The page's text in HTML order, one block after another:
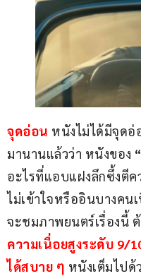
จุดอ่อน หนังไม่ได้มีจุดอ่
มานานแล้วว่า หนังของ
อะไรที่แอบแฝงลึกซึ้งตีค
ไม่เข้าใจหรืออินบางคน
จะชมภาพยนตร์เรื่องนี้
ความเนื่อยสูงระดับ 9/
ได้สบาย ๆ หนังเต็มไปด้